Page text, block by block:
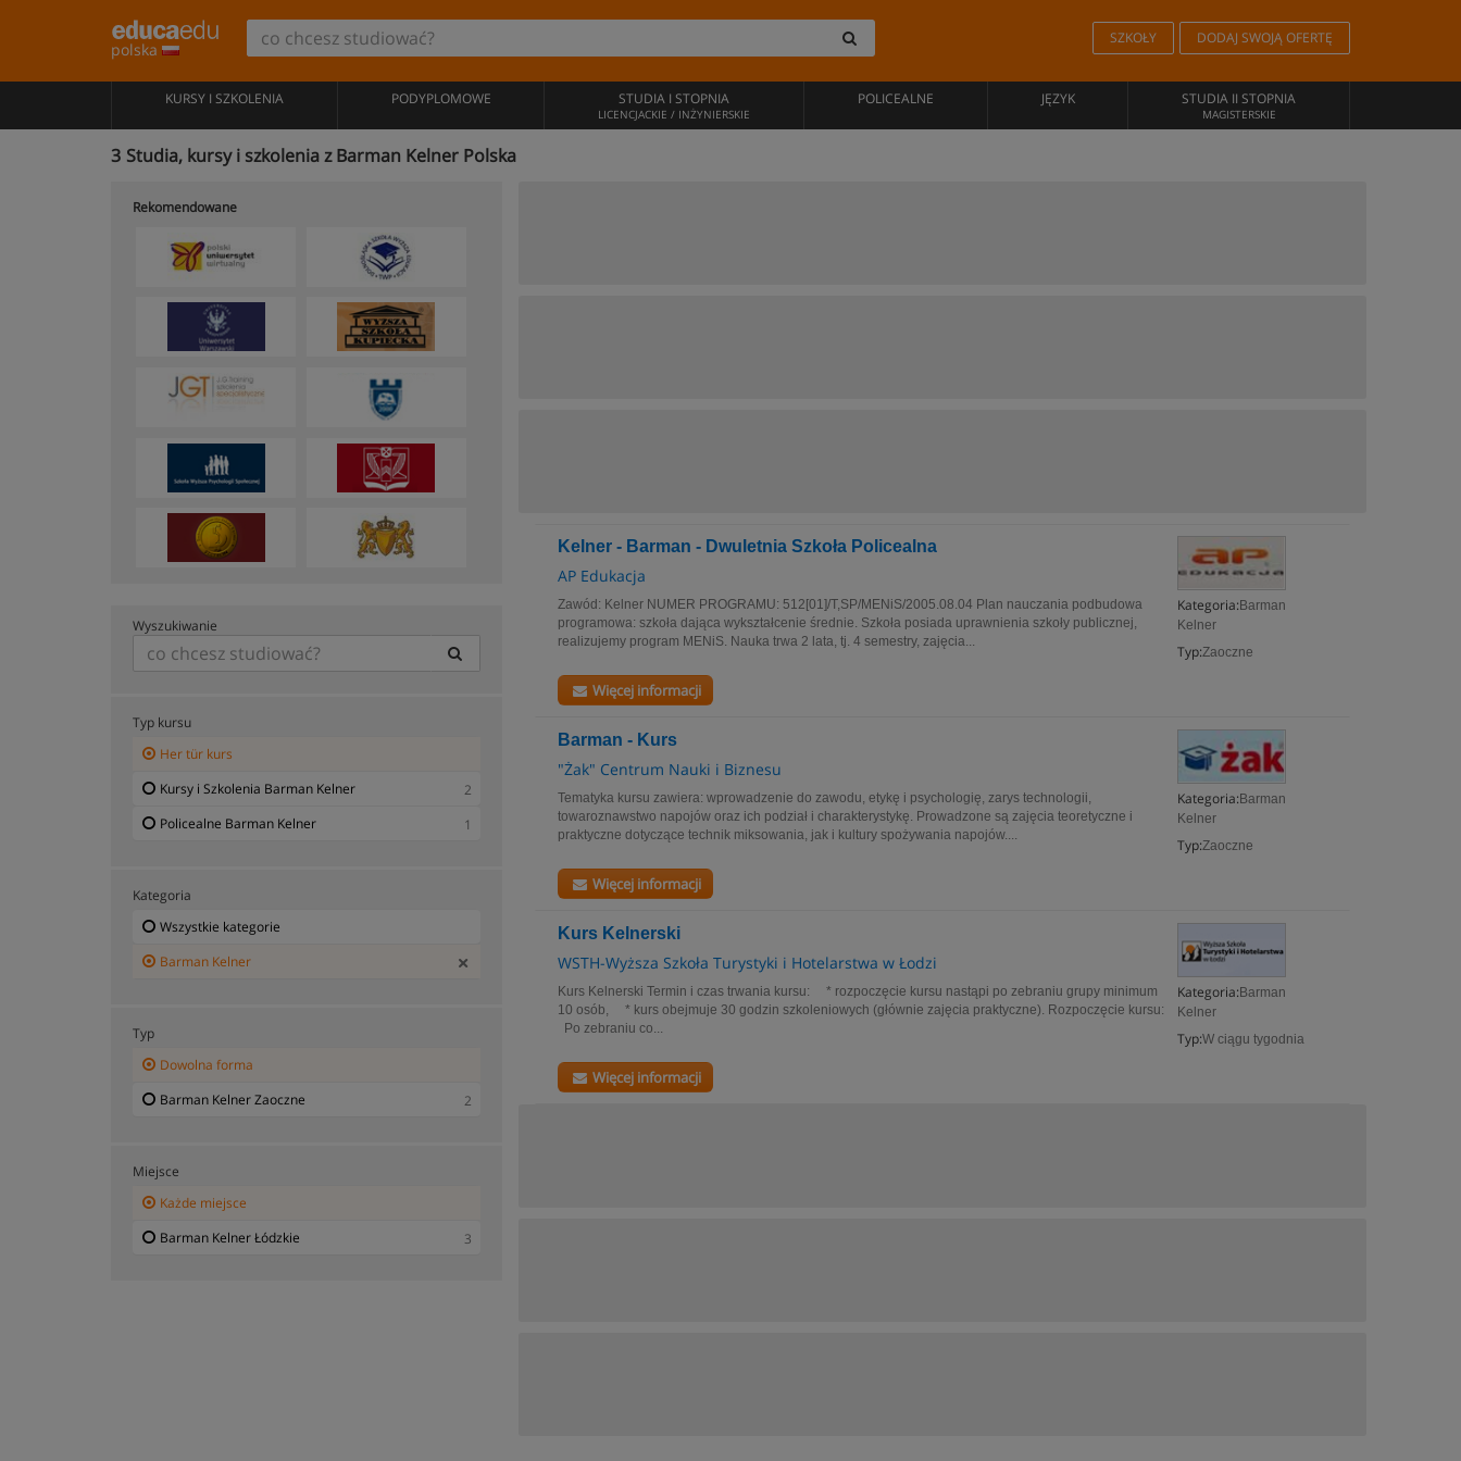
polska
SZKOŁY DODAJ SWOJĄ OFERTĘ
KURSY I SZKOLENIA PODYPLOMOWE STUDIA I STOPNIA
LICENCJACKIE / INŻYNIERSKIE
POLICEALNE JĘZYK STUDIA II STOPNIA
MAGISTERSKIE
3 Studia, kursy i szkolenia z Barman Kelner Polska
Kelner - Barman - Dwuletnia Szkoła Policealna
AP Edukacja
Kategoria: Barman
Kelner
Typ:Zaoczne
Zawód: Kelner NUMER PROGRAMU: 512[01]/T,SP/MENiS/2005.08.04 Plan nauczania podbudowa
programowa: szkoła dająca wykształcenie średnie. Szkoła posiada uprawnienia szkoły publicznej,
realizujemy program MENiS. Nauka trwa 2 lata, tj. 4 semestry, zajęcia...
Więcej informacji
Barman - Kurs
"Żak" Centrum Nauki i Biznesu
Kategoria: Barman
Kelner
Typ:Zaoczne
Tematyka kursu zawiera: wprowadzenie do zawodu, etykę i psychologię, zarys technologii,
towaroznawstwo napojów oraz ich podział i charakterystykę. Prowadzone są zajęcia teoretyczne i
praktyczne dotyczące technik miksowania, jak i kultury spożywania napojów....
Więcej informacji
Kurs Kelnerski
WSTH-Wyższa Szkoła Turystyki i Hotelarstwa w Łodzi
Kategoria: Barman
Kelner
Typ:W ciągu tygodnia
Kurs Kelnerski Termin i czas trwania kursu: * rozpoczęcie kursu nastąpi po zebraniu grupy minimum
10 osób, * kurs obejmuje 30 godzin szkoleniowych (głównie zajęcia praktyczne). Rozpoczęcie kursu:
Po zebraniu co...
Więcej informacji
Rekomendowane
Wyszukiwanie
Typ kursu
Her tür kurs
Kursy i Szkolenia Barman Kelner
2
Policealne Barman Kelner
1
Kategoria
Wszystkie kategorie
Barman Kelner
Typ
Dowolna forma
Barman Kelner Zaoczne
2
Miejsce
Każde miejsce
Barman Kelner Łódzkie
3